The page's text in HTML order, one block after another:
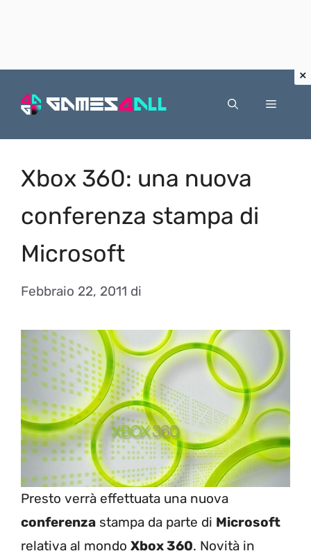
Menu
Xbox 360: una nuova
conferenza stampa di
Microsoft
Febbraio 22, 2011 di
Presto verrà effettuata una nuova
conferenza stampa da parte di Microsoft
relativa al mondo Xbox 360. Novità in